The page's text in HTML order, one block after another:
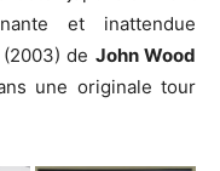
et inattendue
(2003) de John Wood
une originale tour